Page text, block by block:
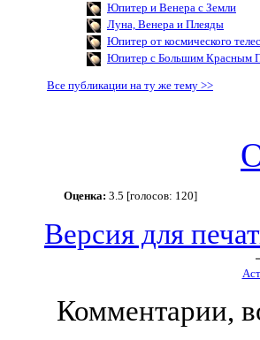
Юпитер и Венера с Земли
Луна, Венера и Плеяды
Юпитер от космического
Юпитер с Большим Красным
Все публикации на ту же тему >>
Оценка: 3.5 [голосов: 120]
Версия для
Комментарии,